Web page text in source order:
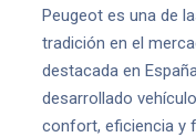
Peugeot es una de
tradición en el
destacada en
desarrollado
confort, eficiencia y